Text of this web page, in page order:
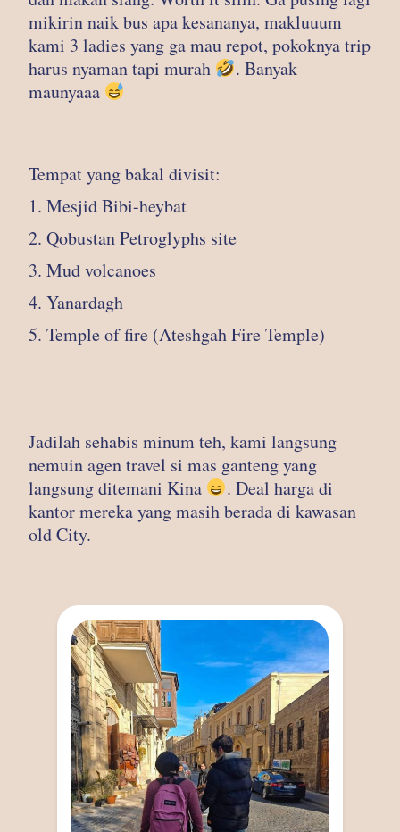
mikirin naik bus apa kesananya, makluuum
kami 3 ladies yang ga mau repot, pokoknya trip
harus nyaman tapi murah
. Banyak
maunyaaa
Tempat yang bakal divisit:
1. Mesjid Bibi-heybat
2. Qobustan Petroglyphs site
3. Mud volcanoes
4. Yanardagh
5. Temple of fire (Ateshgah Fire Temple)
Jadilah sehabis minum teh, kami langsung
nemuin agen travel si mas ganteng yang
langsung ditemani Kina
. Deal harga di
kantor mereka yang masih berada di kawasan
old City.